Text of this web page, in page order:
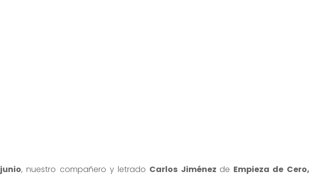
junio, nuestro compañero y letrado Carlos Jiménez de Empieza de Cero,